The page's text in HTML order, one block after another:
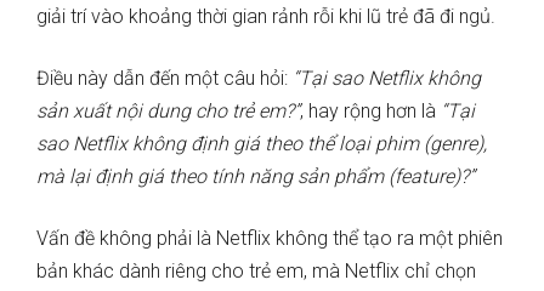
giải trí vào khoảng thời gian rảnh rỗi khi lũ trẻ đã đi ngủ.
Điều này dẫn đến một câu hỏi: “Tại sao Netflix không
sản xuất nội dung cho trẻ em?”, hay rộng hơn là “Tại
sao Netflix không định giá theo thể loại phim (genre),
mà lại định giá theo tính năng sản phẩm (feature)?”
Vấn đề không phải là Netflix không thể tạo ra một phiên
bản khác dành riêng cho trẻ em, mà Netflix chỉ chọn